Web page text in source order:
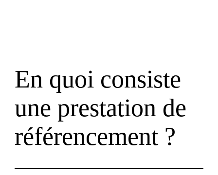
En quoi consiste
une prestation de
référencement ?